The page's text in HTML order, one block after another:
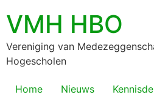
VMH HBO
Vereniging van
Hogescholen
Home Nieuws